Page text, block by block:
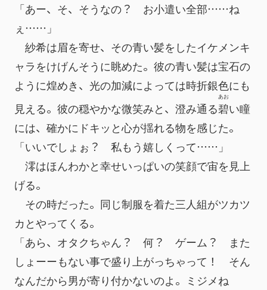
「あー、そ、そうなの？　お小遣い全部……ね
ぇ……」
紗希は眉を寄せ、その青い髪をしたイケメンキ
ャラをけげんそうに眺めた。彼の青い髪は宝石の
ように煌めき、光の加減によっては時折銀色にも
見える。彼の穏やかな微笑みと、澄み通る碧
あお
い瞳
には、確かにドキッと心が揺れる物を感じた。
「いいでしょぉ？　私もう嬉しくって……」
澪はほんわかと幸せいっぱいの笑顔で宙を見上
げる。
その時だった。同じ制服を着た三人組がツカツ
カとやってくる。
「あら、オタクちゃん？　何？　ゲーム？　また
しょーーもない事で盛り上がっちゃって！　そん
なんだから男が寄り付かないのよ。ミジメね